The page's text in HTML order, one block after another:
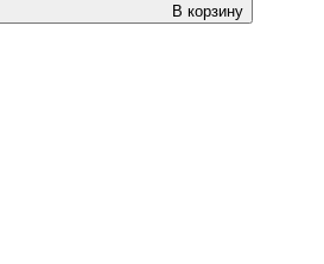
В корзину